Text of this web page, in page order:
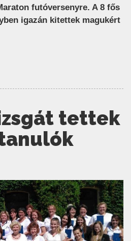
futóversenyre. A 8 fős
igazán kitettek magukért
tettek